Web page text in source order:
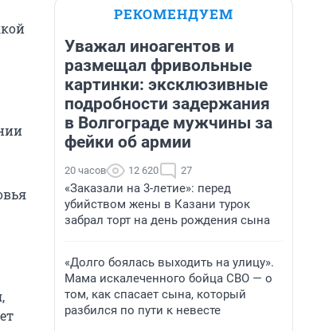
РЕКОМЕНДУЕМ
Уважал иноагентов и
размещал фривольные
картинки: эксклюзивные
подробности задержания
в Волгограде мужчины за
фейки об армии
20 часов 12 620 27
«Заказали на 3-летие»: перед
убийством жены в Казани турок
забрал торт на день рождения сына
«Долго боялась выходить на улицу».
Мама искалеченного бойца СВО — о
том, как спасает сына, который
разбился по пути к невесте